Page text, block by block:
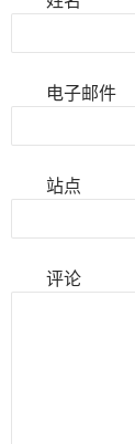
电子邮件
站点
评论